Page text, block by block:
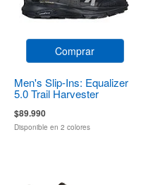
Comprar
Men's Slip-Ins: Equalizer
5.0 Trail Harvester
$89.990
Disponible en 2 colores